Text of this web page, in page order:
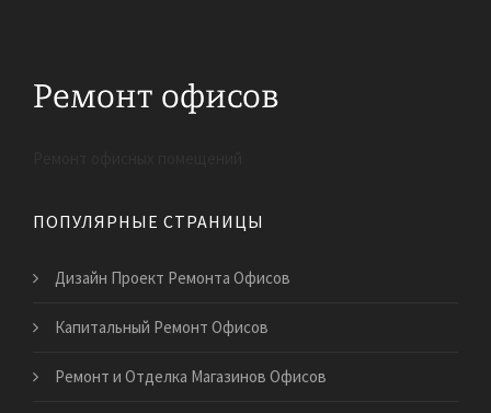
ПОПУЛЯРНЫЕ СТРАНИЦЫ
Дизайн Проект Ремонта Офисов
Капитальный Ремонт Офисов
Ремонт и Отделка Магазинов Офисов